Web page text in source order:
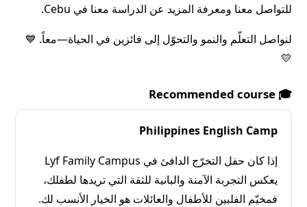
للتواصل معنا ومعرفة المزيد عن الدراسة معنا في Cebu.
لنواصل التعلّم والنمو والتحوّل إلى فائزين في الحياة—معاً. 💙
💛
🎓 Recommended course
Philippines English Camp
إذا كان حفل التخرّج الدافئ في Lyf Family Campus
يعكس التجربة الآمنة والبانية للثقة التي تريدها لطفلك،
فمخيّم الفلبين للأطفال والعائلات هو الخيار الأنسب لك.